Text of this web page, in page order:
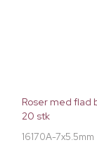
Roser med flad
20 stk
16170A-7x5.5mm